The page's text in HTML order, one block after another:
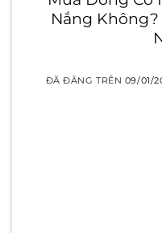
Nắng Không?
ĐÃ ĐĂNG TRÊN 09/01/